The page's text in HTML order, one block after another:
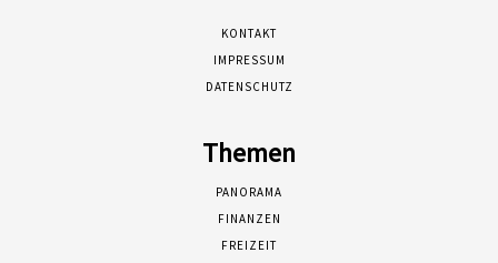
KONTAKT
IMPRESSUM
DATENSCHUTZ
Themen
PANORAMA
FINANZEN
FREIZEIT